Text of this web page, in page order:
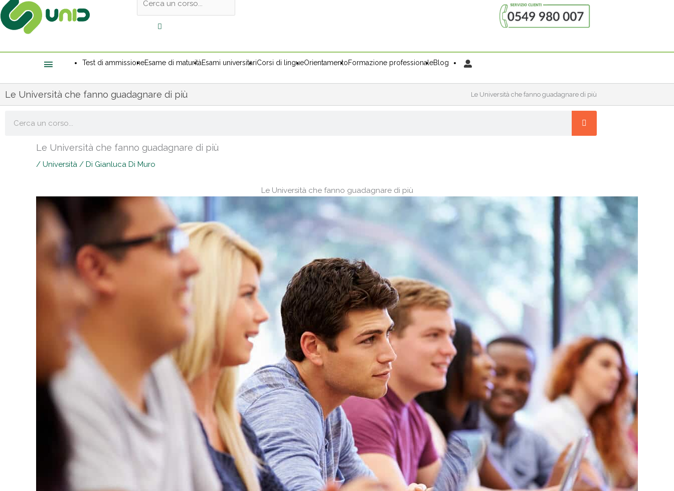
l'header
Test di ammissioneEsame di maturitàEsami universitariCorsi di lingueOrientamentoFormazione professionaleBlog
Le Università che fanno guadagnare di più Le Università che fanno guadagnare di più
Le Università che fanno guadagnare di più
/ Università / Di Gianluca Di Muro
Le Università che fanno guadagnare di più